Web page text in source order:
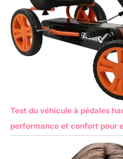
Test du véhicule à pédales
performance et confort pour